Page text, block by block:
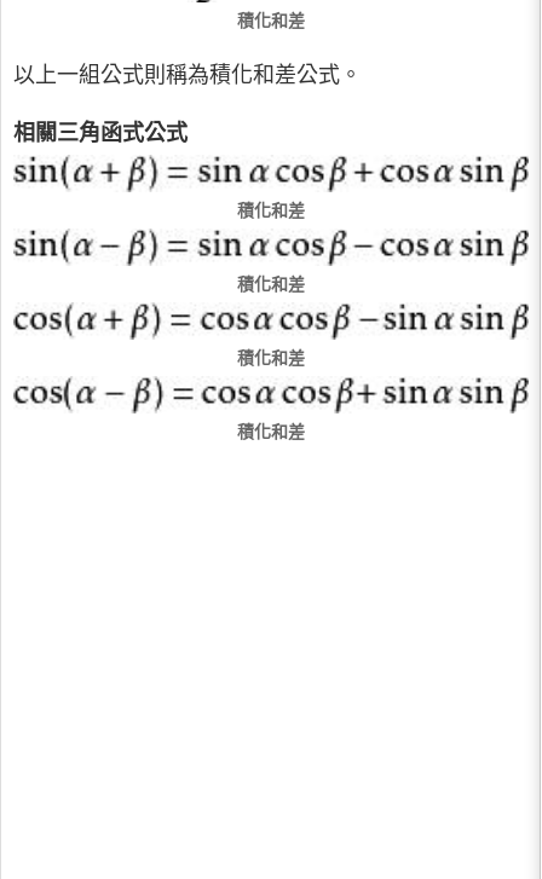
積化和差
以上一組公式則稱為積化和差公式。
相關三角函式公式
積化和差
積化和差
積化和差
積化和差